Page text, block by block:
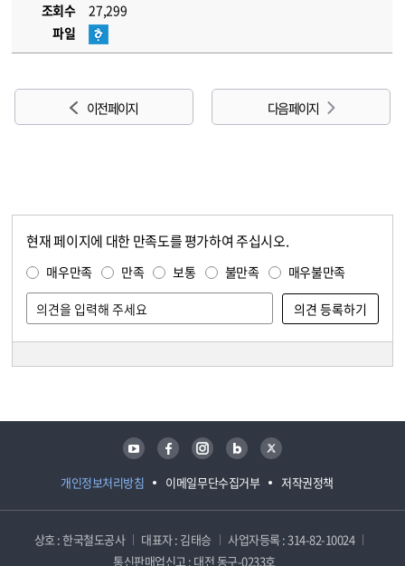
조회수
27,299
파일
이전 페이지 다음 페이지
현재 페이지에 대한 만족도를 평가하여 주십시오.
매우만족 만족 보통 불만족 매우불만족
개인정보처리방침 이메일무단수집거부 저작권정책
유튜브 페이스북 인스타그램 블로그 트위터
상호 : 한국철도공사 대표자 : 김태승
사업자등록 : 314-82-10024
통신판매업신고 : 대전 동구-0233호